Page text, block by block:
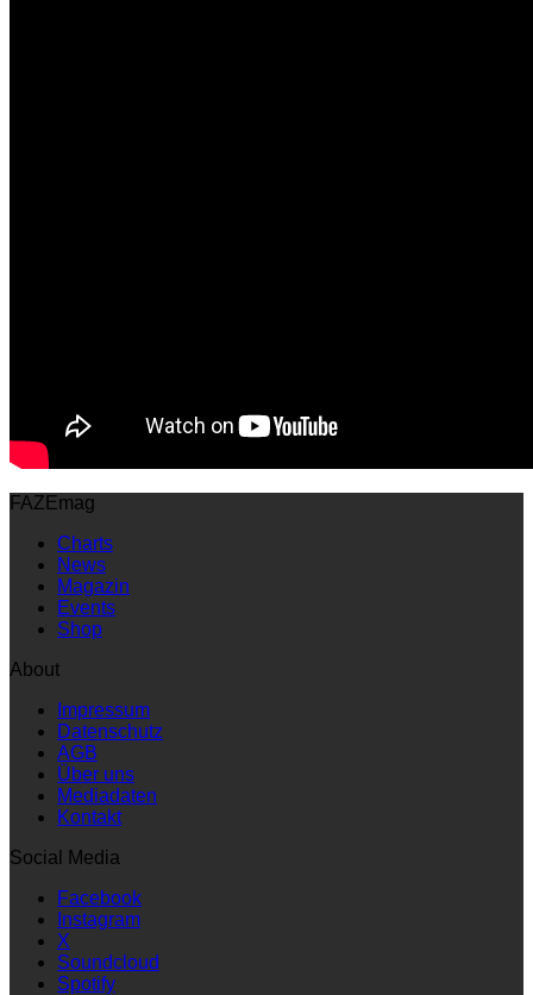
FAZEmag
Charts
News
Magazin
Events
Shop
About
Impressum
Datenschutz
AGB
Über uns
Mediadaten
Kontakt
Social Media
Facebook
Instagram
X
Soundcloud
Spotify